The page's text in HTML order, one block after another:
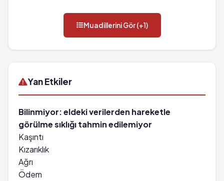
Muadillerini Gör (+1)
Yan Etkiler
Bilinmiyor: eldeki verilerden hareketle
görülme sıklığı tahmin edilemiyor
Kaşıntı
Kızarıklık
Ağrı
Ödem